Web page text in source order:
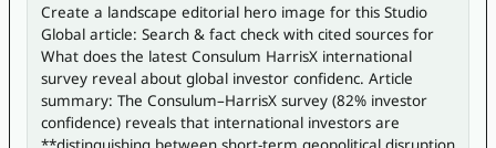
Create a landscape editorial hero image for this Studio
Global article: Search & fact check with cited sources for
What does the latest Consulum HarrisX international
survey reveal about global investor confidenc. Article
summary: The Consulum–HarrisX survey (82% investor
confidence) reveals that international investors are